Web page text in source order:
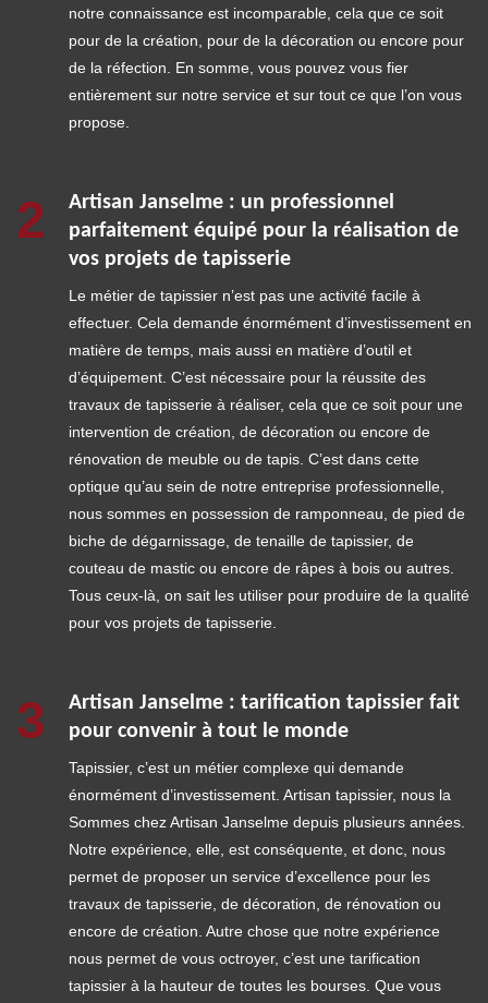
notre connaissance est incomparable, cela que ce soit
pour de la création, pour de la décoration ou encore pour
de la réfection. En somme, vous pouvez vous fier
entièrement sur notre service et sur tout ce que l’on vous
propose.
2
Artisan Janselme : un professionnel
parfaitement équipé pour la réalisation de
vos projets de tapisserie
Le métier de tapissier n’est pas une activité facile à
effectuer. Cela demande énormément d’investissement en
matière de temps, mais aussi en matière d’outil et
d’équipement. C’est nécessaire pour la réussite des
travaux de tapisserie à réaliser, cela que ce soit pour une
intervention de création, de décoration ou encore de
rénovation de meuble ou de tapis. C’est dans cette
optique qu’au sein de notre entreprise professionnelle,
nous sommes en possession de ramponneau, de pied de
biche de dégarnissage, de tenaille de tapissier, de
couteau de mastic ou encore de râpes à bois ou autres.
Tous ceux-là, on sait les utiliser pour produire de la qualité
pour vos projets de tapisserie.
3
Artisan Janselme : tarification tapissier fait
pour convenir à tout le monde
Tapissier, c’est un métier complexe qui demande
énormément d’investissement. Artisan tapissier, nous la
Sommes chez Artisan Janselme depuis plusieurs années.
Notre expérience, elle, est conséquente, et donc, nous
permet de proposer un service d’excellence pour les
travaux de tapisserie, de décoration, de rénovation ou
encore de création. Autre chose que notre expérience
nous permet de vous octroyer, c’est une tarification
tapissier à la hauteur de toutes les bourses. Que vous